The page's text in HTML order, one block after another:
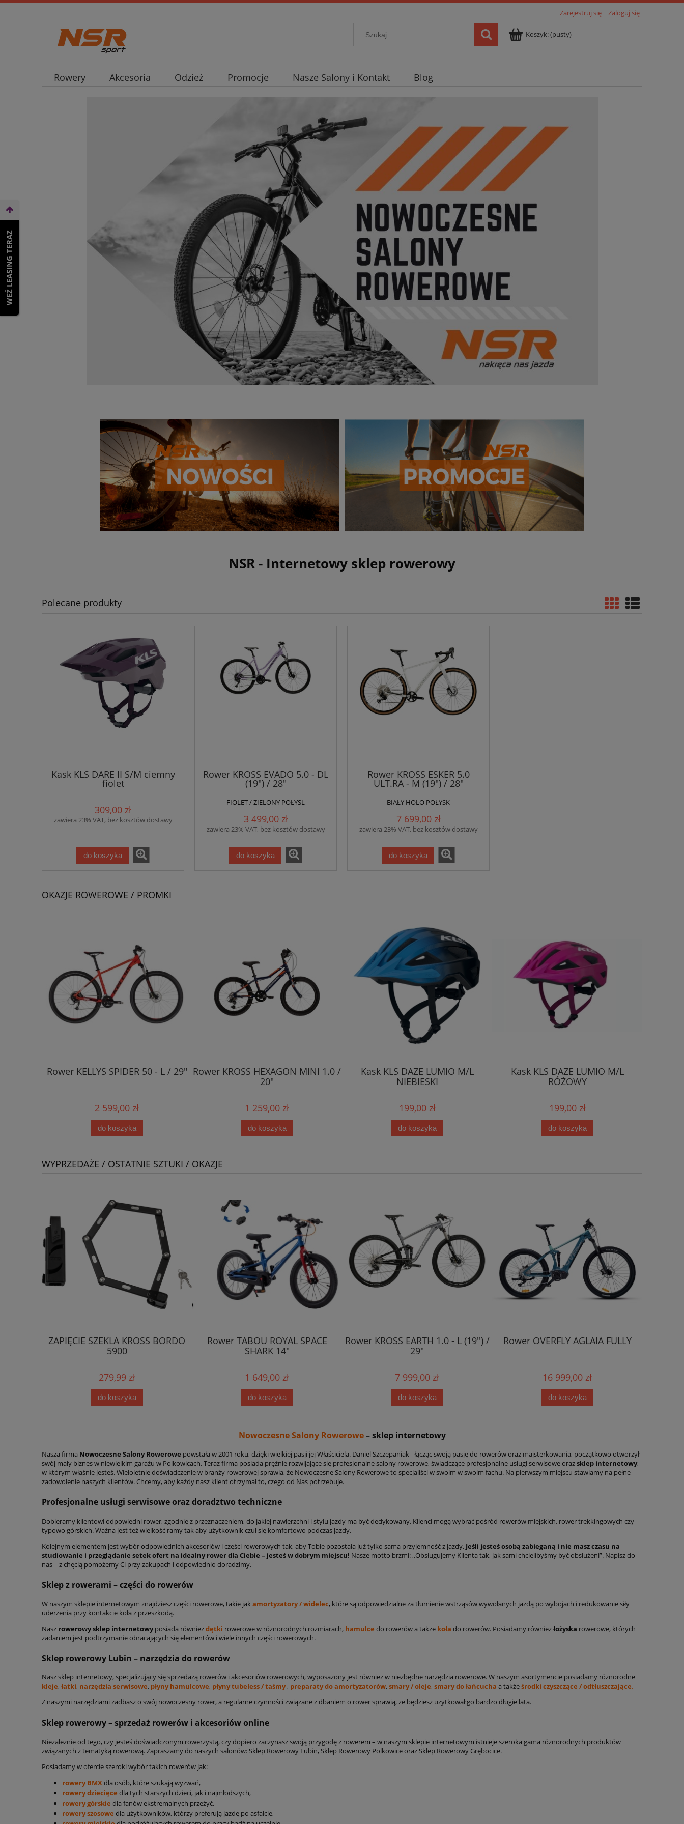
Zarejestruj się Zaloguj się
Koszyk:(pusty)
Rowery Akcesoria Odzież Promocje Nasze Salony i Kontakt Blog
NSR - Internetowy sklep rowerowy
Polecane produkty
Kask KLS DARE II S/M ciemny
fiolet
309,00 zł
zawiera 23% VAT, bez kosztów dostawy
do koszyka
Rower KROSS EVADO 5.0 - DL
(19") / 28"
FIOLET / ZIELONY POŁYSL
3 499,00 zł
zawiera 23% VAT, bez kosztów dostawy
do koszyka
Rower KROSS ESKER 5.0
ULT.RA - M (19") / 28"
BIAŁY HOLO POŁYSK
7 699,00 zł
zawiera 23% VAT, bez kosztów dostawy
do koszyka
OKAZJE ROWEROWE / PROMKI
Rower KELLYS SPIDER 50 - L / 29"
2 599,00 zł
do koszyka
Rower KROSS HEXAGON MINI 1.0 /
20"
1 259,00 zł
do koszyka
Kask KLS DAZE LUMIO M/L
NIEBIESKI
199,00 zł
do koszyka
Kask KLS DAZE LUMIO M/L
RÓŻOWY
199,00 zł
do koszyka
WYPRZEDAŻE / OSTATNIE SZTUKI / OKAZJE
ZAPIĘCIE SZEKLA KROSS BORDO
5900
279,99 zł
do koszyka
Rower TABOU ROYAL SPACE
SHARK 14"
1 649,00 zł
do koszyka
Rower KROSS EARTH 1.0 - L (19'') /
29"
7 999,00 zł
do koszyka
Rower OVERFLY AGLAIA FULLY
16 999,00 zł
do koszyka
Nowoczesne Salony Rowerowe– sklep internetowy
Nasza firma Nowoczesne Salony Rowerowe powstała w 2001 roku, dzięki wielkiej pasji jej Właściciela. Daniel Szczepaniak - łącząc swoją pasję do rowerów oraz majsterkowania, początkowo otworzył
swój mały biznes w niewielkim garażu w Polkowicach. Teraz firma posiada prężnie rozwijające się profesjonalne salony rowerowe, świadczące profesjonalne usługi serwisowe orazsklep internetowy,
w którym właśnie jesteś. Wieloletnie doświadczenie w branży rowerowej sprawia, że Nowoczesne Salony Rowerowe to specjaliści w swoim w swoim fachu. Na pierwszym miejscu stawiamy na pełne
zadowolenie naszych klientów. Chcemy, aby każdy nasz klient otrzymał to, czego od Nas potrzebuje.
Profesjonalne usługi serwisowe oraz doradztwo techniczne
Dobieramy klientowi odpowiedni rower, zgodnie z przeznaczeniem, do jakiej nawierzchni i stylu jazdy ma być dedykowany. Klienci mogą wybrać pośród rowerów miejskich, rower trekkingowych czy
typowo górskich. Ważna jest też wielkość ramy tak aby użytkownik czuł się komfortowo podczas jazdy.
Kolejnym elementem jest wybór odpowiednich akcesoriów i części rowerowych tak, aby Tobie pozostała już tylko sama przyjemność z jazdy. Jeśli jesteś osobą zabieganą i nie masz czasu na
studiowanie i przeglądanie setek ofert na idealny rower dla Ciebie – jesteś w dobrym miejscu! Nasze motto brzmi: ,,Obsługujemy Klienta tak, jak sami chcielibyśmy być obsłużeni”. Napisz do
nas – z chęcią pomożemy Ci przy zakupach i odpowiednio doradzimy.
Sklep z rowerami – części do rowerów
W naszym sklepie internetowym znajdziesz części rowerowe, takie jakamortyzatory / widelec, które są odpowiedzialne za tłumienie wstrząsów wywołanych jazdą po wybojach i redukowanie siły
uderzenia przy kontakcie koła z przeszkodą.
Nasz rowerowy sklep internetowyposiada równieżdętki rowerowe w różnorodnych rozmiarach, hamulce do rowerów a także koła do rowerów. Posiadamy równieżłożyska rowerowe, których
zadaniem jest podtrzymanie obracających się elementów i wiele innych części rowerowych.
Sklep rowerowy Lubin – narzędzia do rowerów
Nasz sklep internetowy, specjalizujący się sprzedażą rowerów i akcesoriów rowerowych, wyposażony jest również w niezbędne narzędzia rowerowe. W naszym asortymencie posiadamy różnorodne
kleje, łatki, narzędzia serwisowe, płyny hamulcowe, płyny tubeless / taśmy, preparaty do amortyzatorów, smary / oleje, smary do łańcucha a takżeśrodki czyszczące / odtłuszczające.
Z naszymi narzędziami zadbasz o swój nowoczesny rower, a regularne czynności związane z dbaniem o rower sprawią, że będziesz użytkował go bardzo długie lata.
Sklep rowerowy – sprzedaż rowerów i akcesoriów online
Niezależnie od tego, czy jesteś doświadczonym rowerzystą, czy dopiero zaczynasz swoją przygodę z rowerem – w naszym sklepie internetowym istnieje szeroka gama różnorodnych produktów
związanych z tematyką rowerową. Zapraszamy do naszych salonów: Sklep Rowerowy Lubin, Sklep Rowerowy Polkowice oraz Sklep Rowerowy Grębocice.
Posiadamy w ofercie szeroki wybór takich rowerów jak:
rowery BMXdla osób, które szukają wyzwań,
rowery dziecięce dla tych starszych dzieci, jak i najmłodszych,
rowery górskie dla fanów ekstremalnych przeżyć,
rowery szosowe dla użytkowników, którzy preferują jazdę po asfalcie,
WEŹ LEASING TERAZ